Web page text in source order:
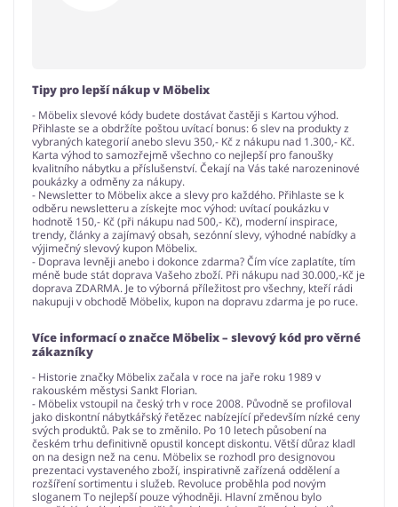
Tipy pro lepší nákup v Möbelix
- Möbelix slevové kódy budete dostávat častěji s Kartou výhod.
Přihlaste se a obdržíte poštou uvítací bonus: 6 slev na produkty z
vybraných kategorií anebo slevu 350,- Kč z nákupu nad 1.300,- Kč.
Karta výhod to samozřejmě všechno co nejlepší pro fanoušky
kvalitního nábytku a příslušenství. Čekají na Vás také narozeninové
poukázky a odměny za nákupy.
- Newsletter to Möbelix akce a slevy pro každého. Přihlaste se k
odběru newsletteru a získejte moc výhod: uvítací poukázku v
hodnotě 150,- Kč (při nákupu nad 500,- Kč), moderní inspirace,
trendy, články a zajímavý obsah, sezónní slevy, výhodné nabídky a
výjimečný slevový kupon Möbelix.
- Doprava levněji anebo i dokonce zdarma? Čím více zaplatíte, tím
méně bude stát doprava Vašeho zboží. Při nákupu nad 30.000,-Kč je
doprava ZDARMA. Je to výborná příležitost pro všechny, kteří rádi
nakupuji v obchodě Möbelix, kupon na dopravu zdarma je po ruce.
Více informací o značce Möbelix – slevový kód pro věrné
zákazníky
- Historie značky Möbelix začala v roce na jaře roku 1989 v
rakouském městysi Sankt Florian.
- Möbelix vstoupil na český trh v roce 2008. Původně se profiloval
jako diskontní nábytkářský řetězec nabízející především nízké ceny
svých produktů. Pak se to změnilo. Po 10 letech působení na
českém trhu definitivně opustil koncept diskontu. Větší důraz kladl
on na design než na cenu. Möbelix se rozhodl pro designovou
prezentaci vystaveného zboží, inspirativně zařízená oddělení a
rozšíření sortimentu i služeb. Revoluce proběhla pod novým
sloganem To nejlepší pouze výhodněji. Hlavní změnou bylo